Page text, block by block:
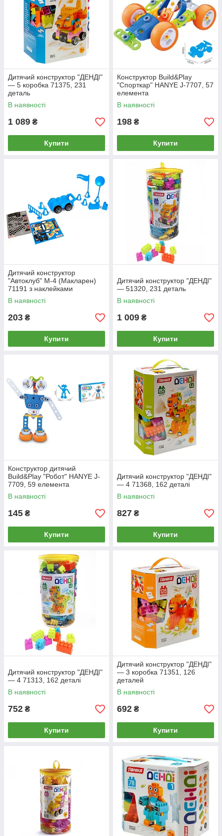
Дитячий конструктор "ДЕНДІ"
— 5 коробка 71375, 231
деталь
В наявності
1 089 ₴
Купити
Конструктор Build&Play
"Спорткар" HANYE J-7707, 57
елемента
В наявності
198 ₴
Купити
Дитячий конструктор
"Автоклуб" М-4 (Макларен)
71191 з наклейками
В наявності
203 ₴
Купити
Дитячий конструктор "ДЕНДІ"
— 51320, 231 деталь
В наявності
1 009 ₴
Купити
Конструктор дитячий
Build&Play "Робот" HANYE J-
7709, 59 елемента
В наявності
145 ₴
Купити
Дитячий конструктор "ДЕНДІ"
— 4 71368, 162 деталі
В наявності
827 ₴
Купити
Дитячий конструктор "ДЕНДІ"
— 4 71313, 162 деталі
В наявності
752 ₴
Купити
Дитячий конструктор "ДЕНДІ"
— 3 коробка 71351, 126
деталей
В наявності
692 ₴
Купити